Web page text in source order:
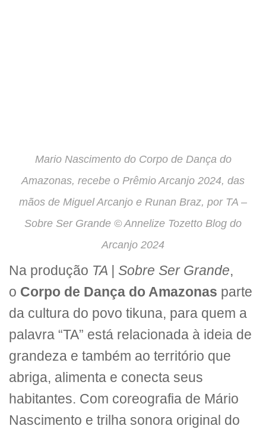
Mario Nascimento do Corpo de Dança do
Amazonas, recebe o Prêmio Arcanjo 2024, das
mãos de Miguel Arcanjo e Runan Braz, por TA –
Sobre Ser Grande © Annelize Tozetto Blog do
Arcanjo 2024
Na produção TA | Sobre Ser Grande,
o Corpo de Dança do Amazonas parte
da cultura do povo tikuna, para quem a
palavra “TA” está relacionada à ideia de
grandeza e também ao território que
abriga, alimenta e conecta seus
habitantes. Com coreografia de Mário
Nascimento e trilha sonora original do